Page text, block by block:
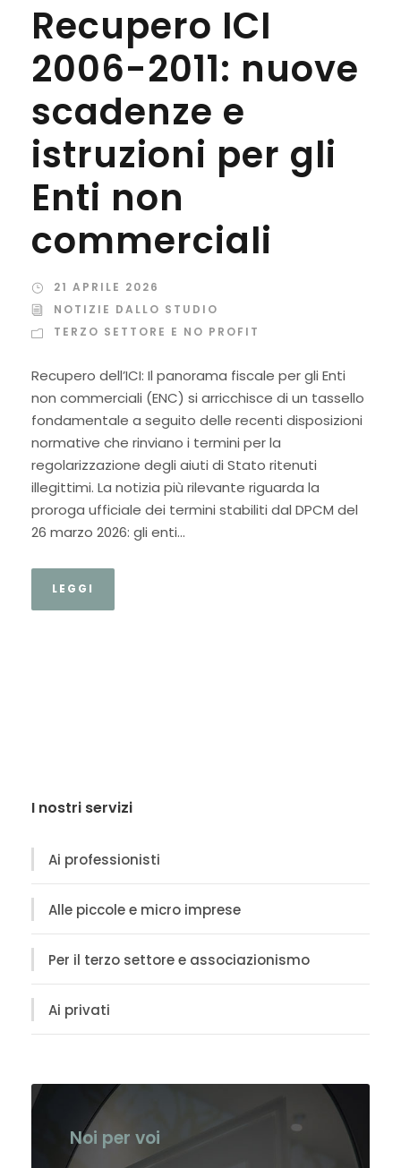
Recupero ICI
2006-2011: nuove
scadenze e
istruzioni per gli
Enti non
commerciali
21 APRILE 2026
NOTIZIE DALLO STUDIO
TERZO SETTORE E NO PROFIT
Recupero dell’ICI: Il panorama fiscale per gli Enti
non commerciali (ENC) si arricchisce di un tassello
fondamentale a seguito delle recenti disposizioni
normative che rinviano i termini per la
regolarizzazione degli aiuti di Stato ritenuti
illegittimi. La notizia più rilevante riguarda la
proroga ufficiale dei termini stabiliti dal DPCM del
26 marzo 2026: gli enti...
LEGGI
I nostri servizi
Ai professionisti
Alle piccole e micro imprese
Per il terzo settore e associazionismo
Ai privati
Noi per voi